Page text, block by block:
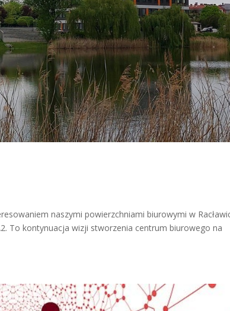
naszymi powierzchniami biurowymi w
To kontynuacja wizji stworzenia centrum biurowego na